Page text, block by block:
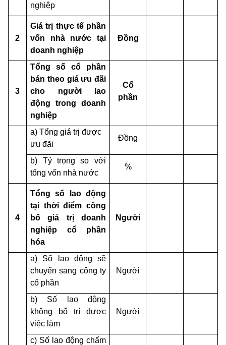
nghiệp
2
Giá trị thực tế phần
vốn nhà nước tại
doanh nghiệp
Đồng
3
Tổng số cổ phần
bán theo giá ưu đãi
cho người lao
động trong doanh
nghiệp
Cổ
phần
a) Tổng giá trị được
ưu đãi
Đồng
b) Tỷ trọng so với
tổng vốn nhà nước
%
4
Tổng số lao động
tại thời điểm công
bố giá trị doanh
nghiệp cổ phần
hóa
Người
a) Số lao động sẽ
chuyển sang công ty
cổ phần
Người
b) Số lao động
không bố trí được
việc làm
Người
c) Số lao động chấm